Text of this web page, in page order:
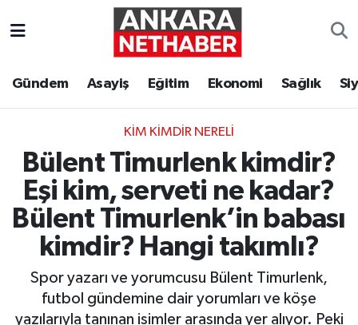
Gündem Asayiş Eğitim Ekonomi Sağlık
KIM KIMDIR NERELI
Bülent Timurlenk kimdir?
Eşi kim, serveti ne kadar?
Bülent Timurlenk’in babası
kimdir? Hangi takımlı?
Spor yazarı ve yorumcusu Bülent Timurlenk,
futbol gündemine dair yorumları ve köşe
yazılarıyla tanınan isimler arasında yer alıyor. Peki
Ekonomi
Gündem
Resmi İlanlar
Ankara Hava Durumu
Tüm Manşetler
Son Dakika Haberleri